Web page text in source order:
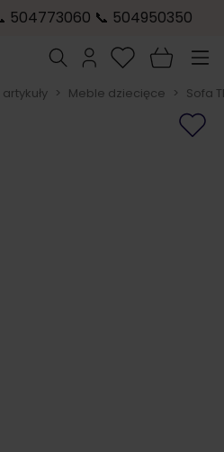
504773060 📞 504950350
Szukaj
> Meble dziecięce > Sofa